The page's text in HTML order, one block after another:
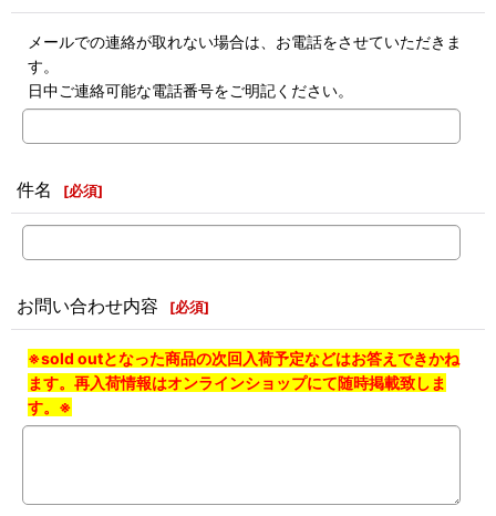
メールでの連絡が取れない場合は、お電話をさせていただきま
す。
日中ご連絡可能な電話番号をご明記ください。
件名 [必須]
お問い合わせ内容 [必須]
※sold outとなった商品の次回入荷予定などはお答えできかね
ます。再入荷情報はオンラインショップにて随時掲載致しま
す。※